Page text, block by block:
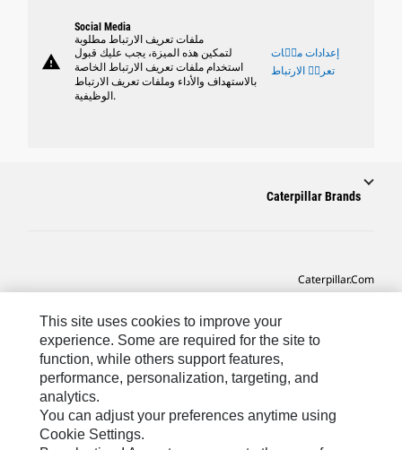
warning
Social Media
ملفات تعريف الارتباط مطلوبة
لتمكين هذه الميزة، يجب عليك قبول
استخدام ملفات تعريف الارتباط الخاصة
بالاستهداف والأداء وملفات تعريف الارتباط
الوظيفية.
إعدادات ملٝات
تعريٝ الارتباط
Caterpillar Brands
Caterpillar.com
تفضيلات التسويق الخاصة بي
This site uses cookies to improve your
experience. Some are required for the site to
function, while others support features,
performance, personalization, targeting, and
analytics.
You can adjust your preferences anytime using
Cookie Settings.